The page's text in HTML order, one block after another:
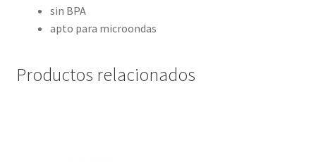
sin BPA
apto para microondas
Productos relacionados